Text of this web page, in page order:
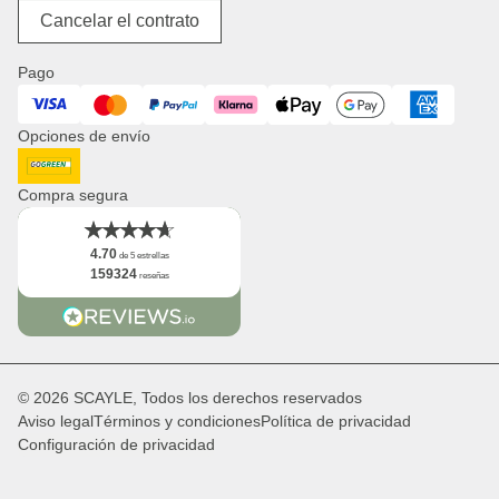
Accesibilidad digital
Productos de pañal
Relojes
Acerca de nosotros
Jobs
Distribución & B2B
Newsletter
Logo
Hechos
Cancelar el contrato
Pago
Visa Mastercard PayPal Klarna ApplePay GooglePay American
Opciones de envío
DHL GoGreen
Compra segura
4.70de 5 estrellas
159324reseñas
© 2026 SCAYLE, Todos los derechos reservados
Aviso legalTérminos y condicionesPolítica de privacidad
Configuración de privacidad